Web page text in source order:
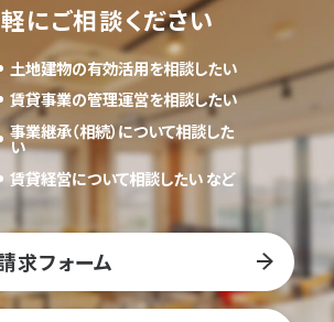
にご相談ください
土地建物の有効活用を相談したい
賃貸事業の管理運営を相談したい
事業継承（相続）について相談した
い
賃貸経営について相談したい など
求フォーム